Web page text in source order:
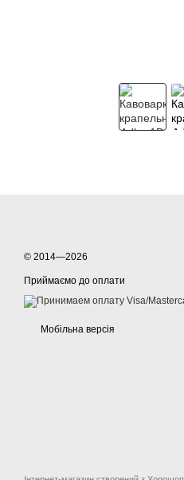
© 2014—2026
Приймаємо до оплати
Мобільна версія